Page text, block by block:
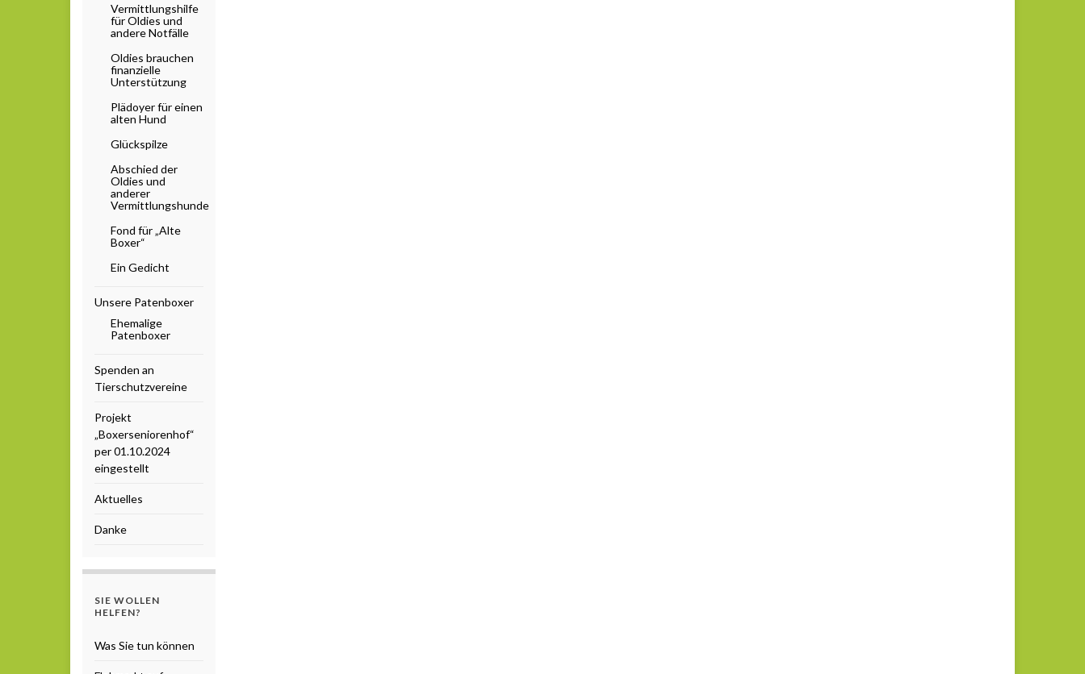
Vermittlungshilfe
für Oldies und
andere Notfälle
Oldies brauchen
finanzielle
Unterstützung
Plädoyer für einen
alten Hund
Glückspilze
Abschied der
Oldies und
anderer
Vermittlungshunde
Fond für „Alte
Boxer“
Ein Gedicht
Unsere Patenboxer
Ehemalige
Patenboxer
Spenden an
Tierschutzvereine
Projekt
„Boxerseniorenhof“
per 01.10.2024
eingestellt
Aktuelles
Danke
SIE WOLLEN
HELFEN?
Was Sie tun können